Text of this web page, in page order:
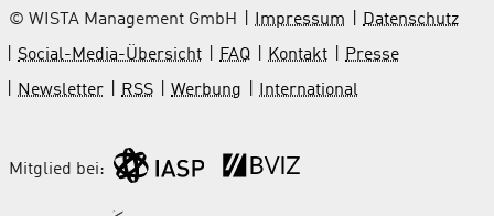
© WISTA Management GmbH Impressum
Datenschutz
Social-Media-Übersicht
FAQ Kontakt
Presse
Newsletter
RSS Werbung International
Mitglied bei: